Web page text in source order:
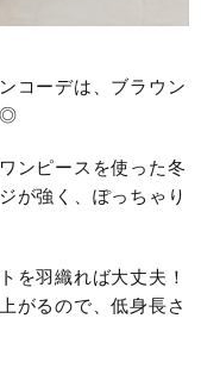
コーデは、ブラウン
◎
ンピースを使った冬
が強く、ぽっちゃり
を羽織れば大丈夫！
がるので、低身長さ